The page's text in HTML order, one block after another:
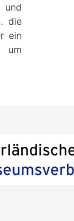
und
die
ein
um